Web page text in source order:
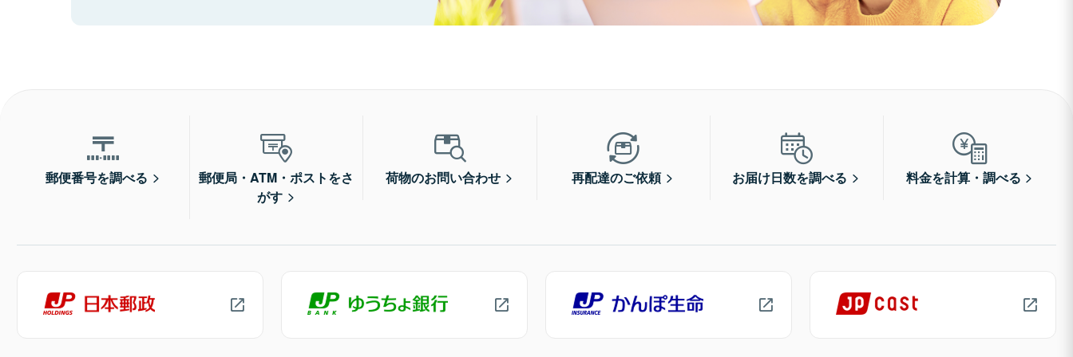
郵便番号を調べる
郵便局・ATM・ポストをさ
がす
荷物のお問い合わせ 再配達のご依頼 お届け日数を調べる 料金を計算・調べる